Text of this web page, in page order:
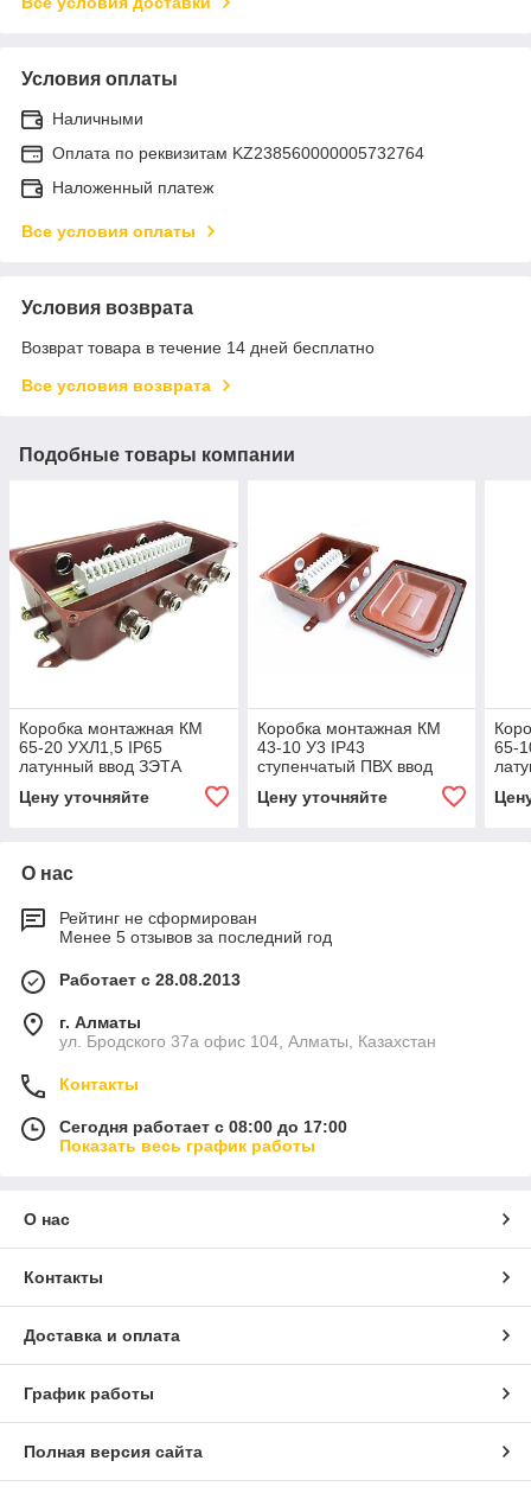
Условия оплаты
Наличными
Оплата по реквизитам KZ238560000005732764
Наложенный платеж
Все условия оплаты
Условия возврата
Возврат товара в течение 14 дней бесплатно
Все условия возврата
Подобные товары компании
Коробка монтажная КМ
65-20 УХЛ1,5 IP65
латунный ввод ЗЭТА
Цену уточняйте
Коробка монтажная КМ
43-10 У3 IP43
ступенчатый ПВХ ввод
Цену уточняйте
65-
О нас
Рейтинг не сформирован
Менее 5 отзывов за последний год
Работает с 28.08.2013
г. Алматы
ул. Бродского 37а офис 104, Алматы, Казахстан
Контакты
Сегодня работает с 08:00 до 17:00
Показать весь график работы
О нас
Контакты
Доставка и оплата
График работы
Полная версия сайта